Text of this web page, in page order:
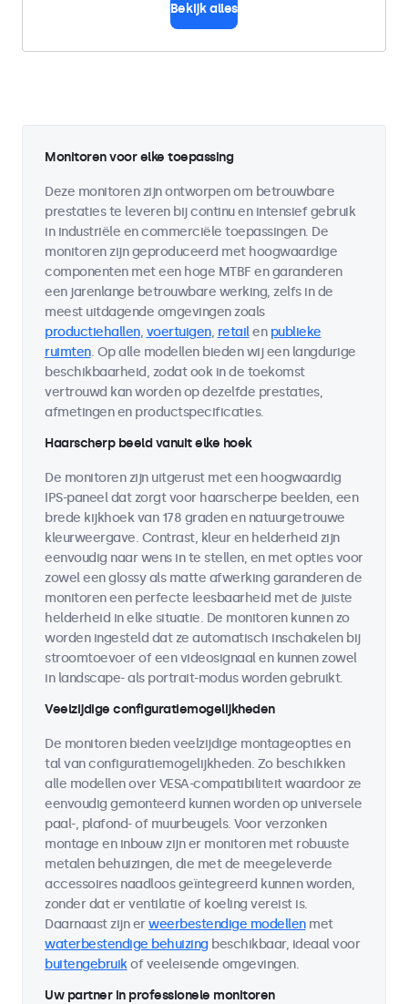
Bekijk alles
Monitoren voor elke toepassing
Deze monitoren zijn ontworpen om betrouwbare
prestaties te leveren bij continu en intensief gebruik
in industriële en commerciële toepassingen. De
monitoren zijn geproduceerd met hoogwaardige
componenten met een hoge MTBF en garanderen
een jarenlange betrouwbare werking, zelfs in de
meest uitdagende omgevingen zoals
productiehallen, voertuigen, retailen publieke
ruimten. Op alle modellen bieden wij een langdurige
beschikbaarheid, zodat ook in de toekomst
vertrouwd kan worden op dezelfde prestaties,
afmetingen en productspecificaties.
Haarscherp beeld vanuit elke hoek
De monitoren zijn uitgerust met een hoogwaardig
IPS-paneel dat zorgt voor haarscherpe beelden, een
brede kijkhoek van 178 graden en natuurgetrouwe
kleurweergave. Contrast, kleur en helderheid zijn
eenvoudig naar wens in te stellen, en met opties voor
zowel een glossy als matte afwerking garanderen de
monitoren een perfecte leesbaarheid met de juiste
helderheid in elke situatie. De monitoren kunnen zo
worden ingesteld dat ze automatisch inschakelen bij
stroomtoevoer of een videosignaal en kunnen zowel
in landscape- als portrait-modus worden gebruikt.
Veelzijdige configuratiemogelijkheden
De monitoren bieden veelzijdige montageopties en
tal van configuratiemogelijkheden. Zo beschikken
alle modellen over VESA-compatibiliteit waardoor ze
eenvoudig gemonteerd kunnen worden op universele
paal-, plafond- of muurbeugels. Voor verzonken
montage en inbouw zijn er monitoren met robuuste
metalen behuizingen, die met de meegeleverde
accessoires naadloos geïntegreerd kunnen worden,
zonder dat er ventilatie of koeling vereist is.
Daarnaast zijn erweerbestendige modellenmet
waterbestendige behuizing beschikbaar, ideaal voor
buitengebruikof veeleisende omgevingen.
Uw partner in professionele monitoren